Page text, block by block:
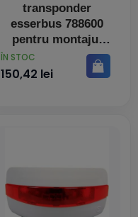
transponder
esserbus 788600
pentru montajul
altransponderelor
PRET
ÎN STOC
150,42 lei